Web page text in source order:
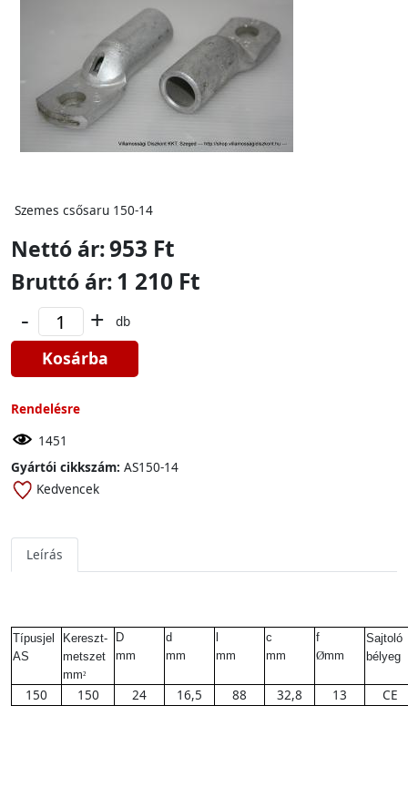
Szemes csősaru 150-14
Nettó ár:953 Ft
Bruttó ár:1 210 Ft
- + db
Kosárba
Rendelésre
1451
Gyártói cikkszám: AS150-14
Kedvencek
Leírás
Típusjel
AS
Kereszt-
metszet
mm²
D
mm
d
mm
mm
c
mm
f
Ømm
Sajtoló
bélyeg
150 150 24 16,5 88 32,8 13 CE